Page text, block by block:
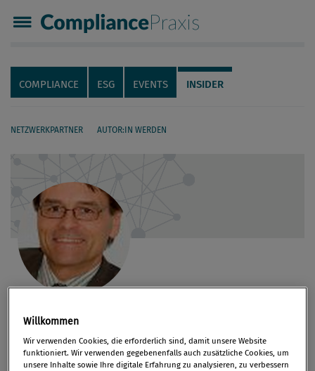
Compliance Praxis
Servicenavigation
Navigation
COMPLIANCE ESG EVENTS INSIDER
NETZWERKPARTNER AUTOR:IN WERDEN
MR Helmut Wiesenfellner
Willkommen
Wir verwenden Cookies, die erforderlich sind, damit unsere Website
funktioniert. Wir verwenden gegebenenfalls auch zusätzliche Cookies, um
unsere Inhalte sowie Ihre digitale Erfahrung zu analysieren, zu verbessern